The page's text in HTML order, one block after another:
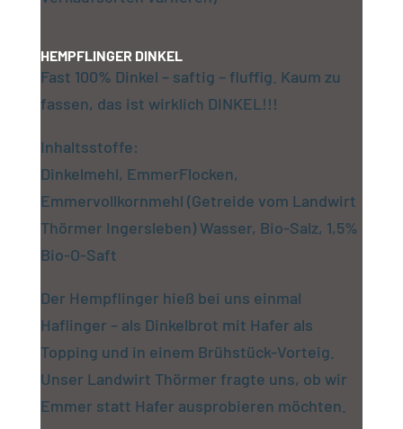
HEMPFLINGER DINKEL
Fast 100% Dinkel – saftig – fluffig. Kaum zu
fassen, das ist wirklich DINKEL!!!
Inhaltsstoffe:
Dinkelmehl, EmmerFlocken,
Emmervollkornmehl (Getreide vom Landwirt
Thörmer Ingersleben) Wasser, Bio-Salz, 1,5%
Bio-O-Saft
Der Hempflinger hieß bei uns einmal
Haflinger – als Dinkelbrot mit Hafer als
Topping und in einem Brühstück-Vorteig.
Unser Landwirt Thörmer fragte uns, ob wir
Emmer statt Hafer ausprobieren möchten.